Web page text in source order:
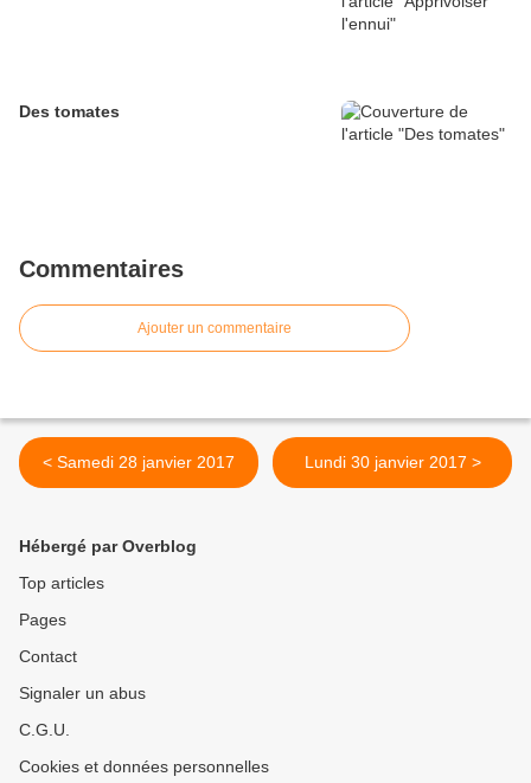
Des tomates
Commentaires
Ajouter un commentaire
< Samedi 28 janvier 2017 Lundi 30 janvier 2017 >
Hébergé par Overblog
Top articles
Pages
Contact
Signaler un abus
C.G.U.
Cookies et données personnelles